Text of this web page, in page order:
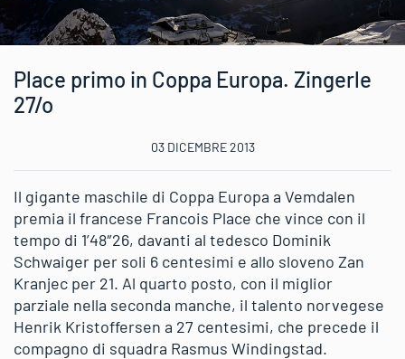
Place primo in Coppa Europa. Zingerle
27/o
03 DICEMBRE 2013
Il gigante maschile di Coppa Europa a Vemdalen
premia il francese Francois Place che vince con il
tempo di 1’48″26, davanti al tedesco Dominik
Schwaiger per soli 6 centesimi e allo sloveno Zan
Kranjec per 21. Al quarto posto, con il miglior
parziale nella seconda manche, il talento norvegese
Henrik Kristoffersen a 27 centesimi, che precede il
compagno di squadra Rasmus Windingstad.